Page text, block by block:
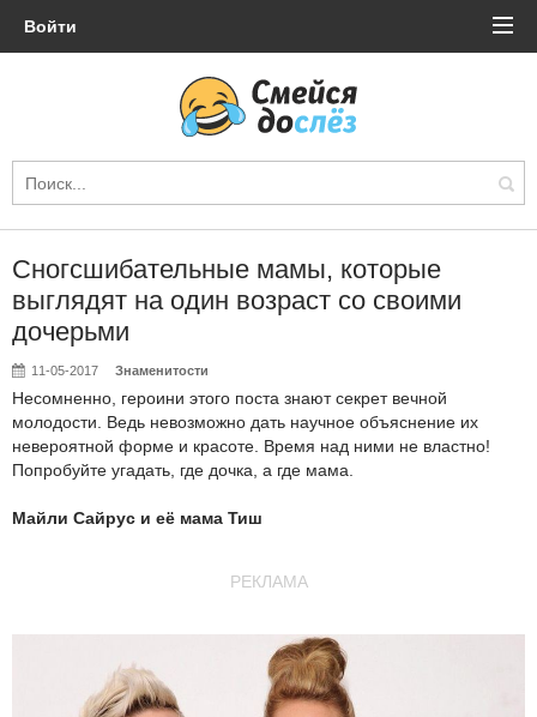
Войти
Сногсшибательные мамы, которые
выглядят на один возраст со своими
дочерьми
11-05-2017 Знаменитости
Несомненно, героини этого поста знают секрет вечной
молодости. Ведь невозможно дать научное объяснение их
невероятной форме и красоте. Время над ними не властно!
Попробуйте угадать, где дочка, а где мама.
Майли Сайрус и её мама Тиш
РЕКЛАМА